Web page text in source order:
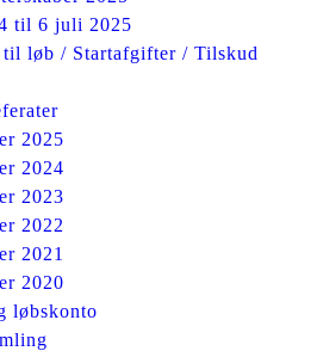
til 6 juli 2025
løb / Startafgifter / Tilskud
2025
2024
2023
2022
2021
2020
løbskonto